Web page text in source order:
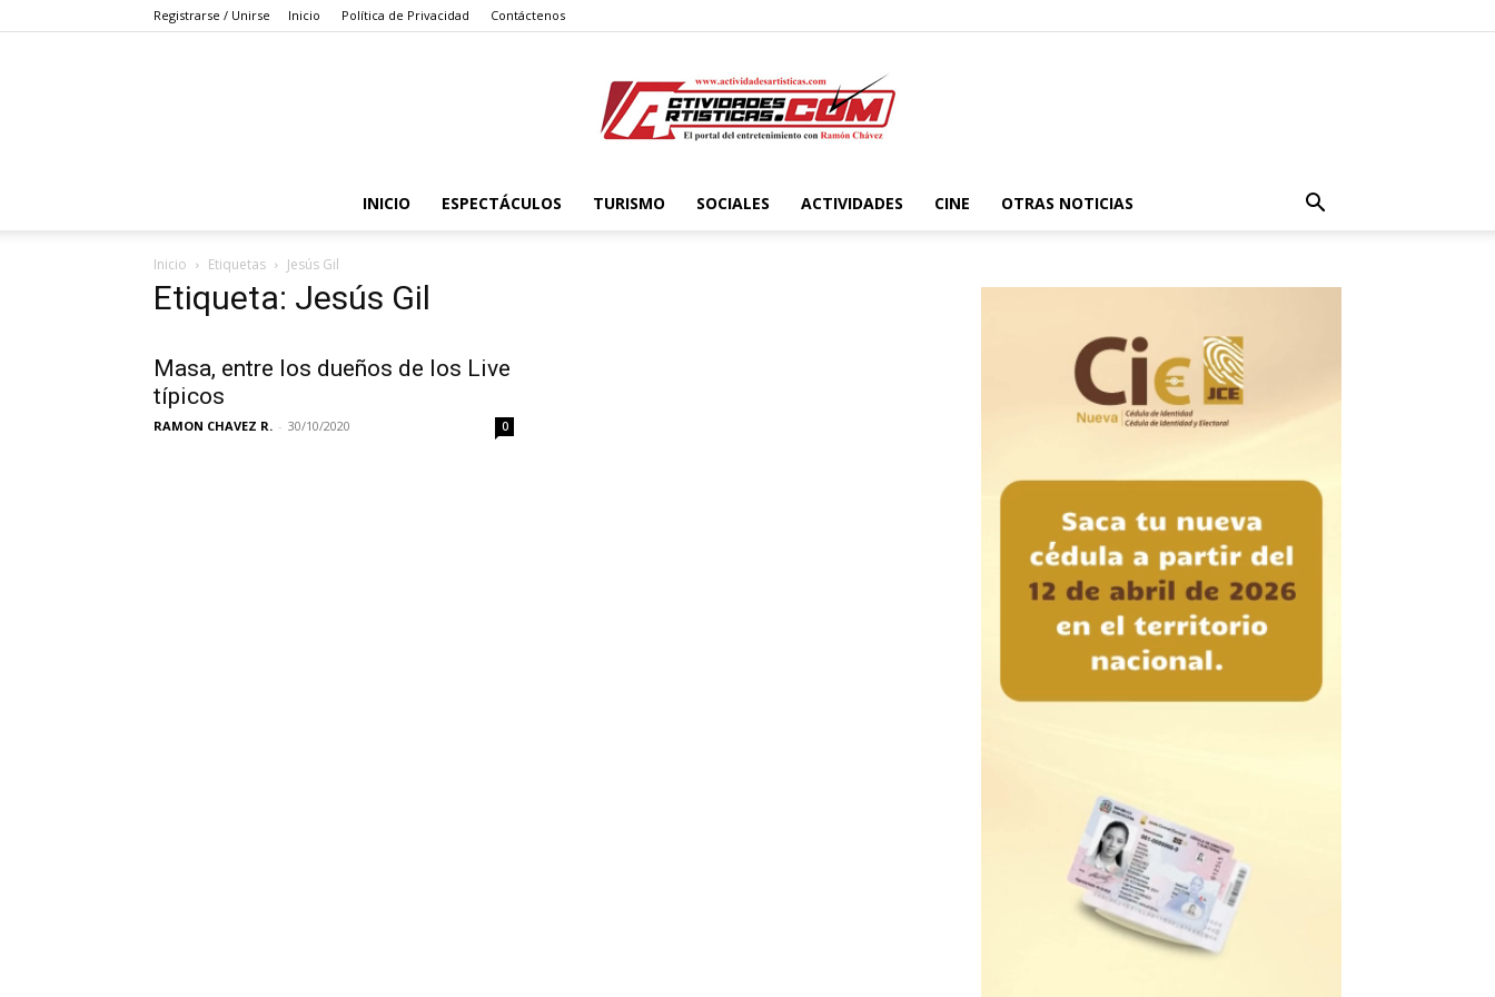
Registrarse / Unirse Inicio Política de Privacidad Contáctenos
Actividadesartisticas.com
INICIO ESPECTÁCULOS TURISMO SOCIALES ACTIVIDADES CINE OTRAS NOTICIAS
Inicio Etiquetas Jesús Gil
Etiqueta: Jesús Gil
Masa, entre los dueños de los Live
típicos
RAMON CHAVEZ R. - 30/10/2020 0